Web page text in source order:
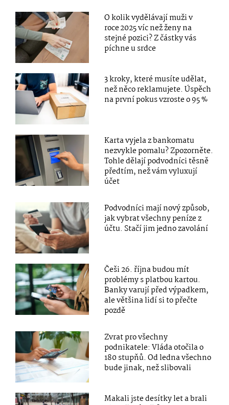
O kolik vydělávají muži v
roce 2025 víc než ženy na
stejné pozici? Z částky vás
píchne u srdce
3 kroky, které musíte udělat,
než něco reklamujete. Úspěch
na první pokus vzroste o 95 %
Karta vyjela z bankomatu
nezvykle pomalu? Zpozorněte.
Tohle dělají podvodníci těsně
předtím, než vám vyluxují
účet
Podvodníci mají nový způsob,
jak vybrat všechny peníze z
účtu. Stačí jim jedno zavolání
Češi 26. října budou mít
problémy s platbou kartou.
Banky varují před výpadkem,
ale většina lidí si to přečte
pozdě
Zvrat pro všechny
podnikatele: Vláda otočila o
180 stupňů. Od ledna všechno
bude jinak, než slibovali
Makali jste desítky let a brali